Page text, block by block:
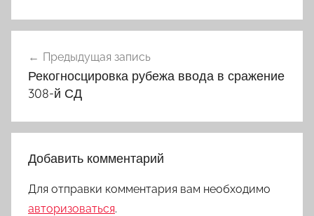
по
записям
Предыдущая запись
Рекогносцировка рубежа ввода в сражение
308-й СД
Добавить комментарий
Для отправки комментария вам необходимо
авторизоваться.